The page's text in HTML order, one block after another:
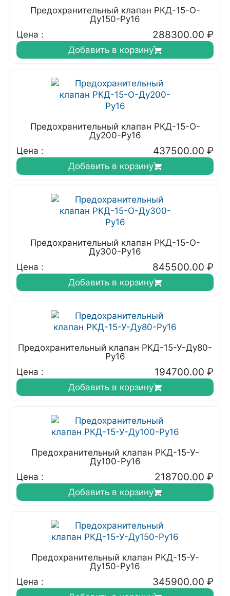
Предохранительный клапан РКД-15-О-
Ду150-Ру16
Цена :
288300.00 ₽
Добавить в корзину
Предохранительный клапан РКД-15-О-
Ду200-Ру16
Цена :
437500.00 ₽
Добавить в корзину
Предохранительный клапан РКД-15-О-
Ду300-Ру16
Цена :
845500.00 ₽
Добавить в корзину
Предохранительный клапан РКД-15-У-Ду80-
Ру16
Цена :
194700.00 ₽
Добавить в корзину
Предохранительный клапан РКД-15-У-
Ду100-Ру16
Цена :
218700.00 ₽
Добавить в корзину
Предохранительный клапан РКД-15-У-
Ду150-Ру16
Цена :
345900.00 ₽